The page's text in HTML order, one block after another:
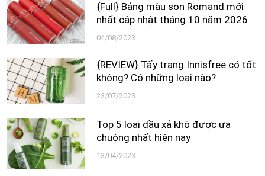
{Full} Bảng màu son Romand mới
nhất cập nhật tháng 10 năm 2026
04/08/2023
{REVIEW} Tẩy trang Innisfree có tốt
không? Có những loại nào?
23/07/2023
Top 5 loại dầu xả khô được ưa
chuộng nhất hiện nay
13/04/2023